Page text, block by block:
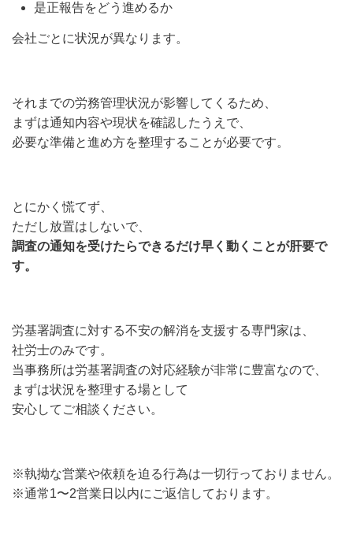
是正報告をどう進めるか
会社ごとに状況が異なります。
それまでの労務管理状況が影響してくるため、
まずは通知内容や現状を確認したうえで、
必要な準備と進め方を整理することが必要です。
とにかく慌てず、
ただし放置はしないで、
調査の通知を受けたらできるだけ早く動くことが肝要で
す。
労基署調査に対する不安の解消を支援する専門家は、
社労士のみです。
当事務所は労基署調査の対応経験が非常に豊富なので、
まずは状況を整理する場として
安心してご相談ください。
※執拗な営業や依頼を迫る行為は一切行っておりません。
※通常1〜2営業日以内にご返信しております。